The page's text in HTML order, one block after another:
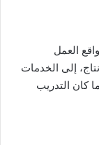
العمل
إلى الخدمات
كان التدريب